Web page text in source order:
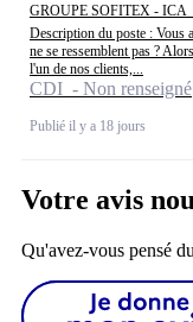
GROUPE SOFITEX - ICA
Description du poste : Vous
ne se ressemblent pas ?
l'un de nos clients,...
CDI - Non renseigné
Publié il y a 18 jours
Votre avis
Qu'avez-vous pensé